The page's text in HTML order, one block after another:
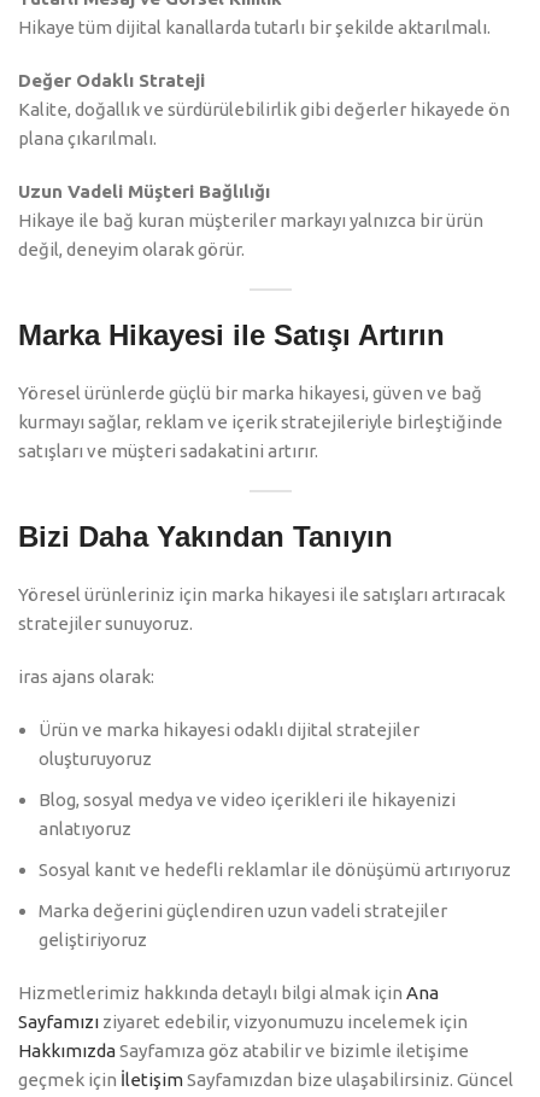
Hikaye tüm dijital kanallarda tutarlı bir şekilde aktarılmalı.
Değer Odaklı Strateji
Kalite, doğallık ve sürdürülebilirlik gibi değerler hikayede ön
plana çıkarılmalı.
Uzun Vadeli Müşteri Bağlılığı
Hikaye ile bağ kuran müşteriler markayı yalnızca bir ürün
değil, deneyim olarak görür.
Marka Hikayesi ile Satışı Artırın
Yöresel ürünlerde güçlü bir marka hikayesi, güven ve bağ
kurmayı sağlar, reklam ve içerik stratejileriyle birleştiğinde
satışları ve müşteri sadakatini artırır.
Bizi Daha Yakından Tanıyın
Yöresel ürünleriniz için marka hikayesi ile satışları artıracak
stratejiler sunuyoruz.
iras ajans olarak:
Ürün ve marka hikayesi odaklı dijital stratejiler
oluşturuyoruz
Blog, sosyal medya ve video içerikleri ile hikayenizi
anlatıyoruz
Sosyal kanıt ve hedefli reklamlar ile dönüşümü artırıyoruz
Marka değerini güçlendiren uzun vadeli stratejiler
geliştiriyoruz
Hizmetlerimiz hakkında detaylı bilgi almak için Ana
Sayfamızı ziyaret edebilir, vizyonumuzu incelemek için
HakkımızdaSayfamıza göz atabilir ve bizimle iletişime
geçmek için İletişimSayfamızdan bize ulaşabilirsiniz. Güncel